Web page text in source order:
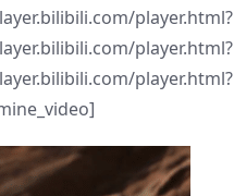
player.html?
player.html?
player.html?